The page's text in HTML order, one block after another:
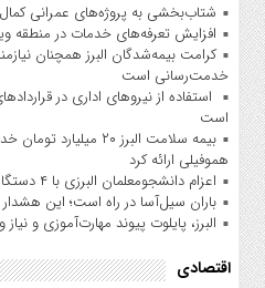
شتاب‌بخشی به پروژه‌های عمرانی
افزایش تعرفه‌های خدمات در منطقه
کرامت بیمه‌شدگان البرز همچنان
خدمت‌رسانی است
استفاده از نیروهای اداری در
است
بیمه سلامت البرز ۲۰
هموفیلی ارائه کرد
اعزام دانشجو‌معلمان البرزی با ۴ دستگاه اتوبوس به عتبات عالیات
باران سیل‌آسا در راه است؛ این
البرز، پایلوت پیوند مهارت‌آموزی و
اقتصادی